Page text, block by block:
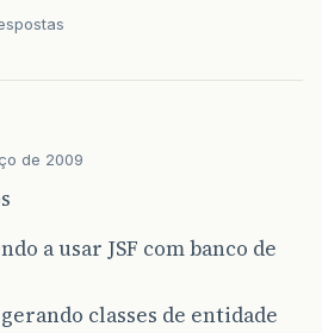
de 2009
a usar JSF com banco de
classes de entidade